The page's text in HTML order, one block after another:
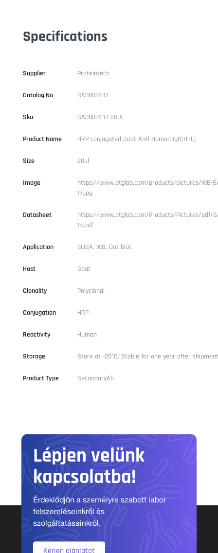
Specifications
Supplier Proteintech
Catalog No SA00001-17
Sku SA00001-17-20UL
Product Name HRP-conjugated Goat Anti-Human IgG(H+L)
Size 20ul
Image
https://www.ptglab.com/products/pictures/WB-
17.jpg
Datasheet
https://www.ptglab.com/Products/Pictures/pdf/
17.pdf
Application ELISA, WB, Dot blot
Host Goat
Clonality Polyclonal
Conjugation HRP
Reactivity Human
Storage Store at -20°C. Stable for one year after
Product Type SecondaryAb
Lépjen velünk
kapcsolatba!
Érdeklődjön a személyre szabott labor
felszereléseinkről és
szolgáltatásainkról.